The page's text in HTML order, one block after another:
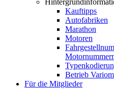
Kauftipps
Autofabriken
Marathon
Motoren
Betrieb
Für die Mitglieder